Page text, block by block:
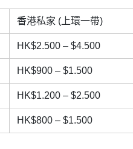
香港私家 (上環一帶)
HK$2.500 – $4.500
HK$900 – $1.500
HK$1.200 – $2.500
HK$800 – $1.500